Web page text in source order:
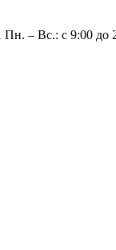
Пн. – Вс.: с 9:00 до